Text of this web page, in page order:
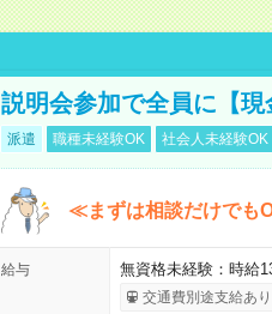
説明会参加で全員に【
派遣 職種未経験OK 社会人未経験OK
≪まずは相談だけでも
給与 無資格未経験：時
交通費別途支給あり